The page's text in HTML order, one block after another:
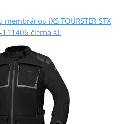
iXS TOURSTER-STX
111406 čierna XL